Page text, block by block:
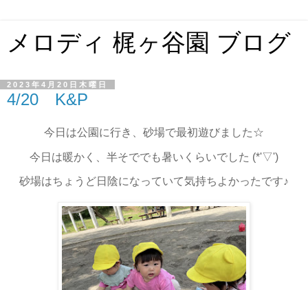
メロディ 梶ヶ谷園 ブログ
2023年4月20日木曜日
4/20 K&P
今日は公園に行き、砂場で最初遊びました☆
今日は暖かく、半そででも暑いくらいでした (*'▽')
砂場はちょうど日陰になっていて気持ちよかったです♪